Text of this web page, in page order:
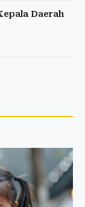
Daerah